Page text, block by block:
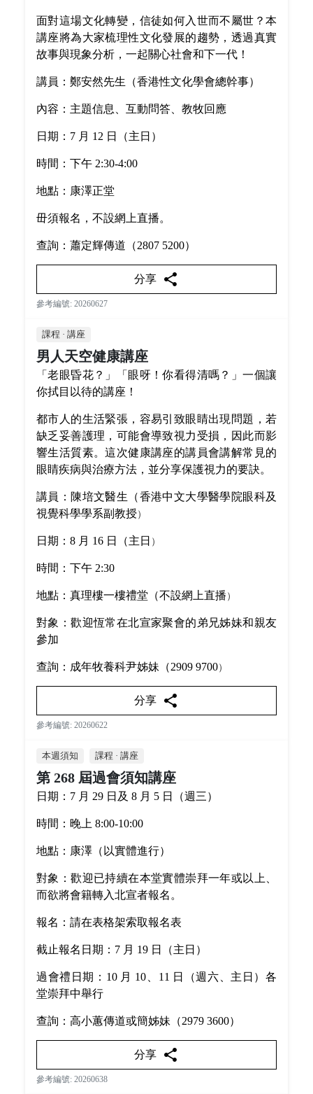
面對這場文化轉變，信徒如何入世而不屬世？本
講座將為大家梳理性文化發展的趨勢，透過真實
故事與現象分析，一起關心社會和下一代！
講員：鄭安然先生（香港性文化學會總幹事）
內容：主題信息、互動問答、教牧回應
日期：7 月 12 日（主日）
時間：下午 2:30-4:00
地點：康澤正堂
毌須報名，不設網上直播。
查詢：蕭定輝傳道（2807 5200）
分享 share
參考編號: 20260627
課程 · 講座
男人天空健康講座
「老眼昏花？」「眼呀！你看得清嗎？」一個讓
你拭目以待的講座！
都市人的生活緊張，容易引致眼睛出現問題，若
缺乏妥善護理，可能會導致視力受損，因此而影
響生活質素。這次健康講座的講員會講解常見的
眼睛疾病與治療方法，並分享保護視力的要訣。
講員：陳培文醫生（香港中文大學醫學院眼科及
視覺科學學系副教授）
日期：8 月 16 日（主日 ）
時間：下午 2:30
地點：真理樓一樓禮堂（不設網上直播）
對象：歡迎恆常在北宣家聚會的弟兄姊妹和親友
參加
查詢：成年牧養科尹姊妹（2909 9700）
分享 share
參考編號: 20260622
本週須知 課程 · 講座
第 268 屆過會須知講座
日期：7 月 29 日及 8 月 5 日（週三）
時間：晚上 8:00-10:00
地點：康澤（以實體進行）
對象：歡迎已持續在本堂實體崇拜一年或以上、
而欲將會籍轉入北宣者報名。
報名：請在表格架索取報名表
截止報名日期：7 月 19 日（主日）
過會禮日期：10 月 10、11 日（週六、主日）各
堂崇拜中舉行
查詢：高小蕙傳道或簡姊妹（2979 3600）
分享 share
參考編號: 20260638